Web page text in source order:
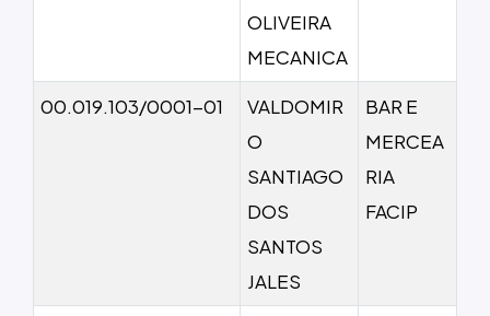
OLIVEIRA
MECANICA
00.019.103/0001-01
VALDOMIR
O
SANTIAGO
DOS
SANTOS
JALES
BAR E
MERCEA
RIA
FACIP